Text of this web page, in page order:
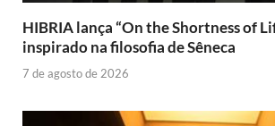
HIBRIA lança “On the Shortness of
inspirado na filosofia de Sêneca
7 de agosto de 2026